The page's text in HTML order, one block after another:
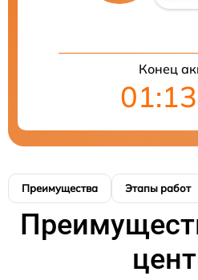
Конец
Преимущества Этапы работ